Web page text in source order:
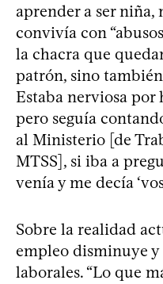
aprender a ser
convivía con
la chacra que
patrón, sino
Estaba nerviosa por
pero seguía
al Ministerio [de
MTSS], si iba a
venía y me decía
Sobre la realidad
empleo disminuye
laborales. “Lo que